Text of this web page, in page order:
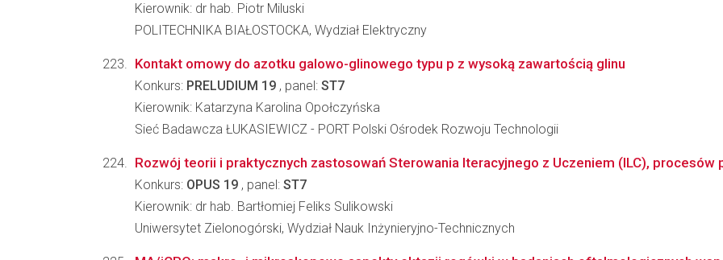
Kierownik: dr hab. Piotr Miluski
POLITECHNIKA BIAŁOSTOCKA, Wydział Elektryczny
Kontakt omowy do azotku galowo-glinowego typu p z wysoką zawartością glinu
Konkurs: PRELUDIUM 19 , panel: ST7
Kierownik: Katarzyna Karolina Opołczyńska
Sieć Badawcza ŁUKASIEWICZ - PORT Polski Ośrodek Rozwoju Technologii
Rozwój teorii i praktycznych zastosowań Sterowania Iteracyjnego z Uczeniem (ILC), procesów
Konkurs: OPUS 19 , panel: ST7
Kierownik: dr hab. Bartłomiej Feliks Sulikowski
Uniwersytet Zielonogórski, Wydział Nauk Inżynieryjno-Technicznych